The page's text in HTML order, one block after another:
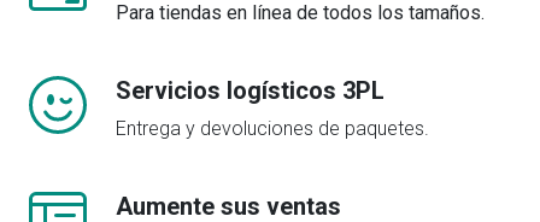
Para tiendas en línea de todos los tamaños.
Servicios logísticos 3PL
Entrega y devoluciones de paquetes.
Aumente sus ventas